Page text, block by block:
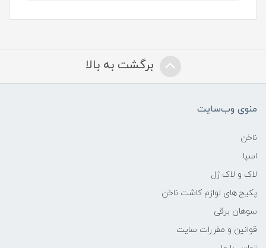
برگشت به بالا
منوی وب‌سایت
ناخن
اسپا
لاک و لاک ژل
پکیج های لوازم کاشت ناخن
سوهان برقی
قوانین و مقررات سایت